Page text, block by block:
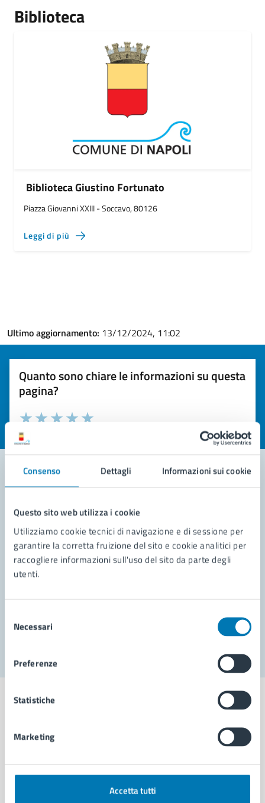
Consenso Dettagli Informazioni sui cookie
Questo sito web utilizza i cookie
Utilizziamo cookie tecnici di navigazione e di sessione per
garantire la corretta fruizione del sito e cookie analitici per
raccogliere informazioni sull'uso del sito da parte degli
utenti.
delNecessari
Preferenze
Statistiche
Marketing
Accetta tutti
Biblioteca
Biblioteca Giustino Fortunato
Piazza Giovanni XXIII - Soccavo, 80126
Leggi di più
Ultimo aggiornamento: 13/12/2024, 11:02
Quanto sono chiare le informazioni su questa
pagina?
Valuta la chiarezza delle informazioni (da 1 a 5 stelle)
Seleziona il numero di stelle per valutare la chiarezza delle
Valuta 1 stelle su 5
Richiedi assistenza
Segnala disservizio
Comune di Napoli
AMMINISTRAZIONE